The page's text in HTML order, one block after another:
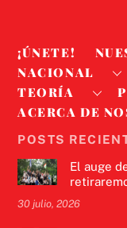
¡ÚNETE!
NACIONAL
TEORÍA
ACERCA DE
POSTS
El auge
30 julio, 2026